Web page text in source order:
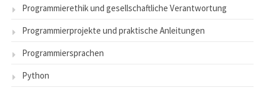
Programmierethik und gesellschaftliche Verantwortung
Programmierprojekte und praktische Anleitungen
Programmiersprachen
Python